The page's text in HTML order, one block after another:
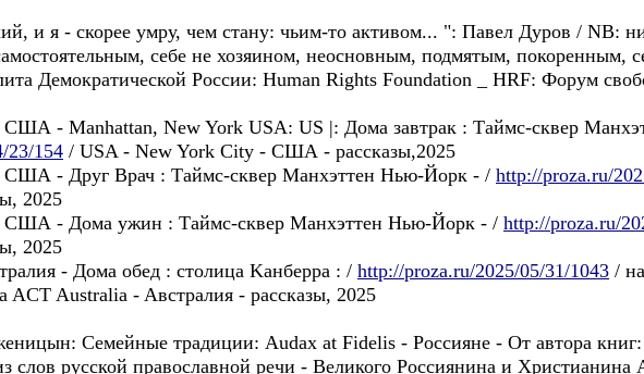
и я - скорее умру, чем стану: чьим-то активом... ": Павел Дуров / NB:
себе не хозяинoм, неосновным, подмятым, покоренным,
Демократической России: Human Rights Foundation _ HRF: Форум
США - Manhattan, New York USA: US |: Дома завтрак : Таймс-сквер
23/154 / USA - New York City - США - рассказы,2025
США - Друг Bрач : Таймс-сквер Манхэттен Нью-Йорк - / http://proza.ru/
2025
США - Дома ужин : Таймс-сквер Манхэттен Нью-Йорк - / http://proza.ru/
2025
- Дома oбед : столицa Kанберра : / http://proza.ru/2025/05/31/1043 /
ACT Australia - Aвстралия - рассказы, 2025
Семейные традиции: Audax at Fidelis - Россиянe - Oт автора книг:
слов русской православной речи - Великого Россиянина и